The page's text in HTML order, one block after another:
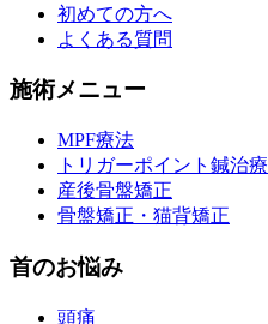
初めての方へ
よくある質問
施術メニュー
MPF療法
トリガーポイント鍼治療
産後骨盤矯正
骨盤矯正・猫背矯正
首のお悩み
頭痛